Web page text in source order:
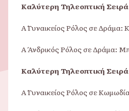
Καλύτερη Τηλεοπτική
Α΄ Γυναικείος Ρόλος σε
Α΄ Ανδρικός Ρόλος σε Δράμα:
Καλύτερη Τηλεοπτική
Α΄ Γυναικείος Ρόλος σε